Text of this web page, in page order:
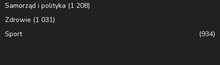
Samorząd i polityka (1 208)
Zdrowie (1 031)
Sport
(934)